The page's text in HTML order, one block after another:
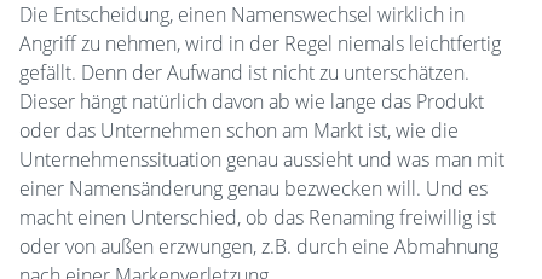
Die Entscheidung, einen Namenswechsel wirklich in
Angriff zu nehmen, wird in der Regel niemals leichtfertig
gefällt. Denn der Aufwand ist nicht zu unterschätzen.
Dieser hängt natürlich davon ab wie lange das Produkt
oder das Unternehmen schon am Markt ist, wie die
Unternehmenssituation genau aussieht und was man mit
einer Namensänderung genau bezwecken will. Und es
macht einen Unterschied, ob das Renaming freiwillig ist
oder von außen erzwungen, z.B. durch eine Abmahnung